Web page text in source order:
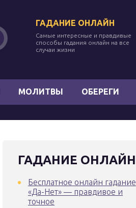
ГАДАНИЕ ОНЛАЙН
Самые интересные и правдивые
способы гадания онлайн на все
случаи жизни
МОЛИТВЫ ОБЕРЕГИ
ГАДАНИЕ ОНЛАЙН
Бесплатное онлайн гадание
«Да-Нет» — правдивое и
точное